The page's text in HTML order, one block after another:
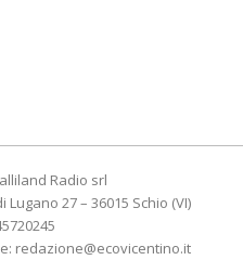
Radio srl
Lugano 27 – 36015 Schio (VI)
redazione@ecovicentino.it